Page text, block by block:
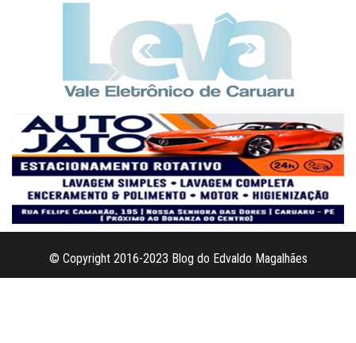
© Copyright 2016-2023 Blog do Edvaldo Magalhães